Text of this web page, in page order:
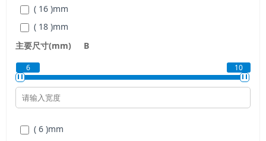
( 16 )mm
( 18 )mm
主要尺寸(mm)
B
6 10
( 6 )mm